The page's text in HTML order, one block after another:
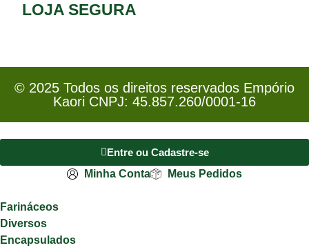
LOJA SEGURA
© 2025 Todos os direitos reservados Empório
Kaori CNPJ: 45.857.260/0001-16
Entre ou Cadastre-se
Minha Conta
Meus Pedidos
Farináceos
Diversos
Encapsulados